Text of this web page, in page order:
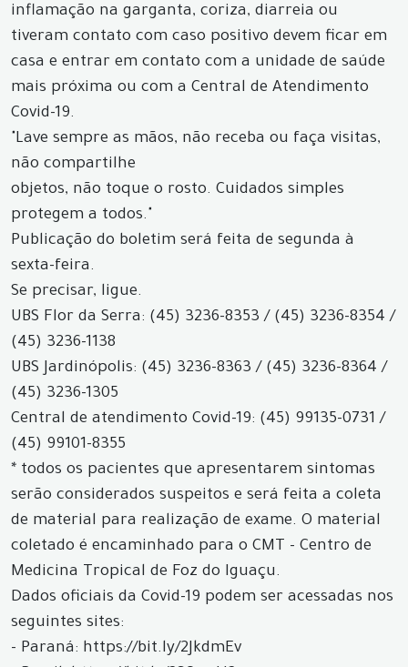
inflamação na garganta, coriza, diarreia ou
tiveram contato com caso positivo devem ficar em
casa e entrar em contato com a unidade de saúde
mais próxima ou com a Central de Atendimento
Covid-19.
"Lave sempre as mãos, não receba ou faça visitas,
não compartilhe
objetos, não toque o rosto. Cuidados simples
protegem a todos."
Publicação do boletim será feita de segunda à
sexta-feira.
Se precisar, ligue.
UBS Flor da Serra: (45) 3236-8353 / (45) 3236-8354 /
(45) 3236-1138
UBS Jardinópolis: (45) 3236-8363 / (45) 3236-8364 /
(45) 3236-1305
Central de atendimento Covid-19: (45) 99135-0731 /
(45) 99101-8355
* todos os pacientes que apresentarem sintomas
serão considerados suspeitos e será feita a coleta
de material para realização de exame. O material
coletado é encaminhado para o CMT - Centro de
Medicina Tropical de Foz do Iguaçu.
Dados oficiais da Covid-19 podem ser acessadas nos
seguintes sites:
- Paraná: https://bit.ly/2JkdmEv